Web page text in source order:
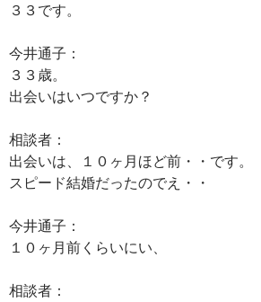
３３です。
今井通子：
３３歳。
出会いはいつですか？
相談者：
出会いは、１０ヶ月ほど前・・です。
スピード結婚だったのでえ・・
今井通子：
１０ヶ月前くらいにい、
相談者：